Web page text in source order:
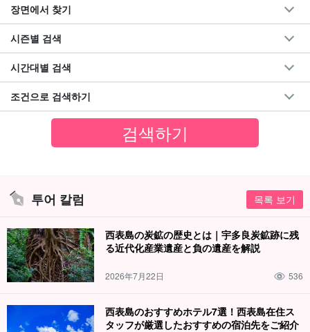
장면에서 찾기
시즌별 검색
시간대별 검색
조건으로 검색하기
투어 칼럼 목록 보기
西表島の炭鉱の歴史とは｜宇多良炭鉱跡に残
る近代化産業遺産と負の遺産を解説
2026年7月22日 536
西表島のおすすめホテル7選！西表島在住ス
タッフが厳選したおすすめの宿泊先をご紹介